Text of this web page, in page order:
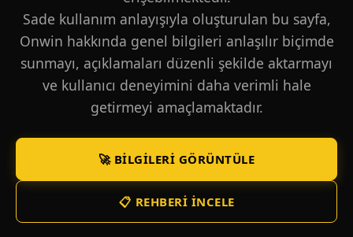
Sade kullanım anlayışıyla oluşturulan bu sayfa,
Onwin hakkında genel bilgileri anlaşılır biçimde
sunmayı, açıklamaları düzenli şekilde aktarmayı
ve kullanıcı deneyimini daha verimli hale
getirmeyi amaçlamaktadır.
🚀 BILGILERI GÖRÜNTÜLE
📋 REHBERI İNCELE